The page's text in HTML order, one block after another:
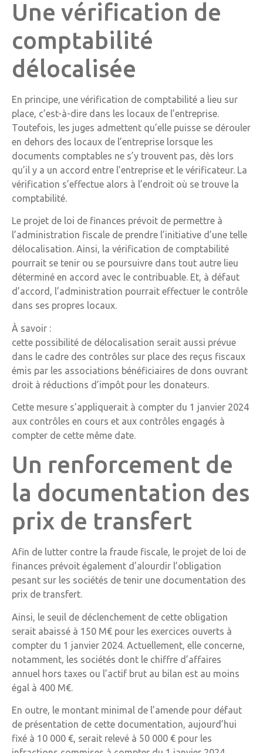
Une vérification de
comptabilité
délocalisée
En principe, une vérification de comptabilité a lieu sur
place, c’est-à-dire dans les locaux de l’entreprise.
Toutefois, les juges admettent qu’elle puisse se dérouler
en dehors des locaux de l’entreprise lorsque les
documents comptables ne s’y trouvent pas, dès lors
qu’il y a un accord entre l’entreprise et le vérificateur. La
vérification s’effectue alors à l’endroit où se trouve la
comptabilité.
Le projet de loi de finances prévoit de permettre à
l’administration fiscale de prendre l’initiative d’une telle
délocalisation. Ainsi, la vérification de comptabilité
pourrait se tenir ou se poursuivre dans tout autre lieu
déterminé en accord avec le contribuable. Et, à défaut
d’accord, l’administration pourrait effectuer le contrôle
dans ses propres locaux.
À savoir :
cette possibilité de délocalisation serait aussi prévue
dans le cadre des contrôles sur place des reçus fiscaux
émis par les associations bénéficiaires de dons ouvrant
droit à réductions d’impôt pour les donateurs.
Cette mesure s’appliquerait à compter du 1 janvier 2024
aux contrôles en cours et aux contrôles engagés à
compter de cette même date.
Un renforcement de
la documentation des
prix de transfert
Afin de lutter contre la fraude fiscale, le projet de loi de
finances prévoit également d’alourdir l’obligation
pesant sur les sociétés de tenir une documentation des
prix de transfert.
Ainsi, le seuil de déclenchement de cette obligation
serait abaissé à 150 M€ pour les exercices ouverts à
compter du 1 janvier 2024. Actuellement, elle concerne,
notamment, les sociétés dont le chiffre d’affaires
annuel hors taxes ou l’actif brut au bilan est au moins
égal à 400 M€.
En outre, le montant minimal de l’amende pour défaut
de présentation de cette documentation, aujourd’hui
fixé à 10 000 €, serait relevé à 50 000 € pour les